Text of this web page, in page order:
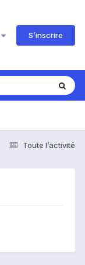
S’inscrire
Toute l’activité